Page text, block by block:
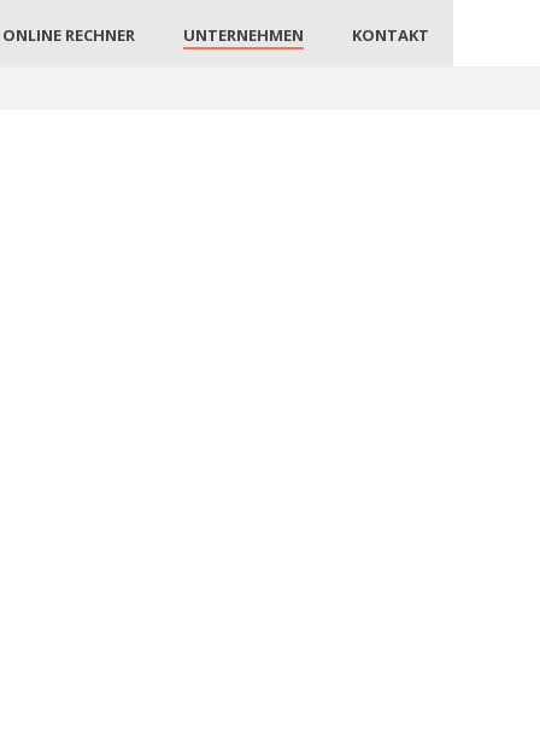
ONLINE RECHNER UNTERNEHMEN KONTAKT